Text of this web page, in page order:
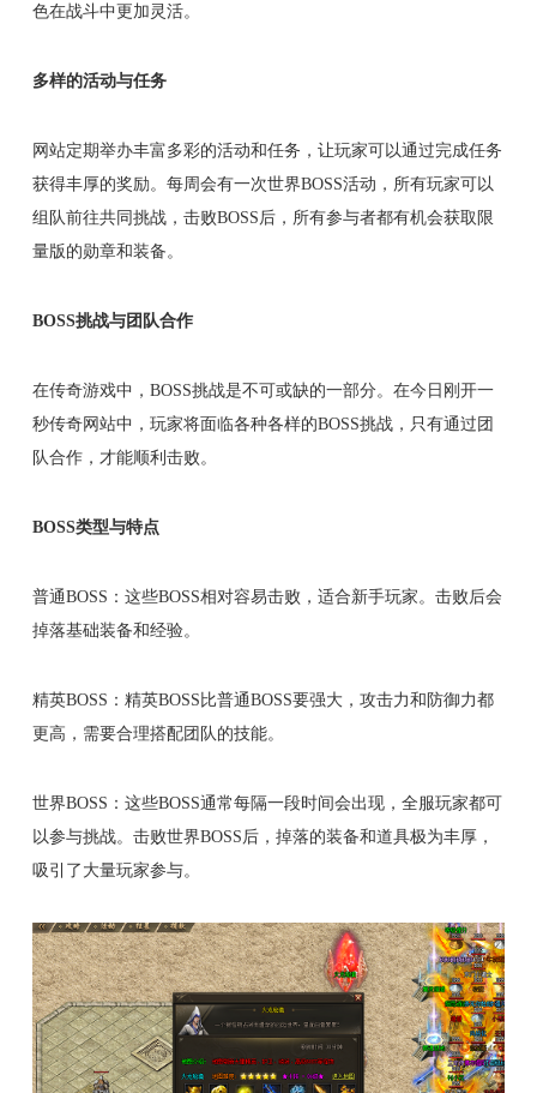
色在战斗中更加灵活。
多样的活动与任务
网站定期举办丰富多彩的活动和任务，让玩家可以通过完成任务
获得丰厚的奖励。每周会有一次世界BOSS活动，所有玩家可以
组队前往共同挑战，击败BOSS后，所有参与者都有机会获取限
量版的勋章和装备。
BOSS挑战与团队合作
在传奇游戏中，BOSS挑战是不可或缺的一部分。在今日刚开一
秒传奇网站中，玩家将面临各种各样的BOSS挑战，只有通过团
队合作，才能顺利击败。
BOSS类型与特点
普通BOSS：这些BOSS相对容易击败，适合新手玩家。击败后会
掉落基础装备和经验。
精英BOSS：精英BOSS比普通BOSS要强大，攻击力和防御力都
更高，需要合理搭配团队的技能。
世界BOSS：这些BOSS通常每隔一段时间会出现，全服玩家都可
以参与挑战。击败世界BOSS后，掉落的装备和道具极为丰厚，
吸引了大量玩家参与。